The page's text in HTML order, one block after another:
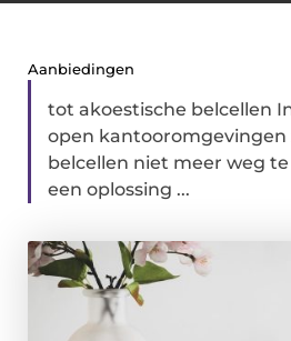
Aanbiedingen
tot akoestische belcellen
open kantooromgevingen
belcellen niet meer weg
een oplossing ...